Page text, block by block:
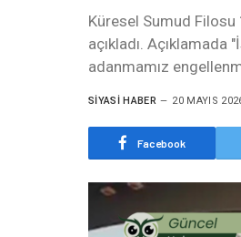
Küresel Sumud Filosu
açıkladı. Açıklamada
adanmamız
SIYASI HABER 20 MAYIS
Facebook